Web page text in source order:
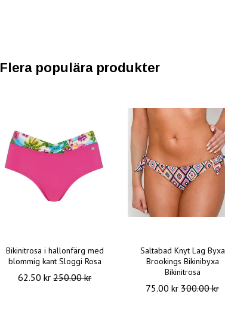
Flera populära produkter
Bikinitrosa i hallonfärg med
blommig kant Sloggi Rosa
62.50 kr250.00 kr
Saltabad Knyt Lag Byxa
Brookings Bikinibyxa
Bikinitrosa
75.00 kr300.00 kr